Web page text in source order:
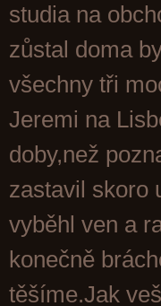
studia na
zůstal doma
všechny tři
Jeremi na
doby,než
zastavil skoro
vyběhl ven a
konečně
těšíme.Jak